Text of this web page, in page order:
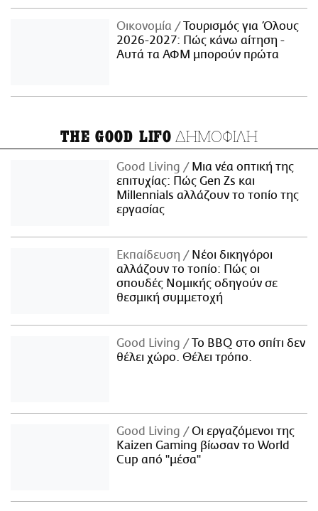
Οικονομία
Τουρισμός για Όλους
2026-2027: Πώς κάνω αίτηση -
Αυτά τα ΑΦΜ μπορούν πρώτα
THE GOOD LIFO ΔΗΜΟΦΙΛΗ
Good Living
Μια νέα οπτική της
επιτυχίας: Πώς Gen Zs και
Millennials αλλάζουν το τοπίο της
εργασίας
Εκπαίδευση
Νέοι δικηγόροι
αλλάζουν το τοπίο: Πώς οι
σπουδές Νομικής οδηγούν σε
θεσμική συμμετοχή
Good Living
Το BBQ στο σπίτι δεν
θέλει χώρο. Θέλει τρόπο.
Good Living
Οι εργαζόμενοι της
Kaizen Gaming βίωσαν το World
Cup από "μέσα"